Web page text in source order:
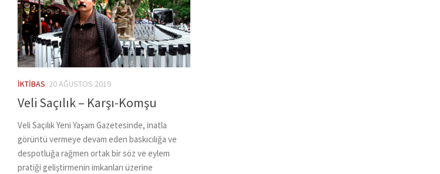
İKTIBAS 20 AĞUSTOS 2019
Veli Saçılık – Karşı-Komşu
Veli Saçılık Yeni Yaşam Gazetesinde, inatla
görüntü vermeye devam eden baskıcılığa ve
despotluğa rağmen ortak bir söz ve eylem
pratiği geliştirmenin imkanları üzerine